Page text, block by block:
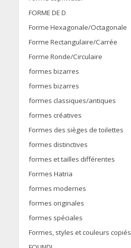
FORME DE D
Forme Hexagonale/Octagonale
Forme Rectangulaire/Carrée
Forme Ronde/Circulaire
formes bizarres
formes bizarres
formes classiques/antiques
formes créatives
Formes des sièges de toilettes
formes distinctives
formes et tailles différentes
Formes Hatria
formes modernes
formes originales
formes spéciales
Formes, styles et couleurs copiés